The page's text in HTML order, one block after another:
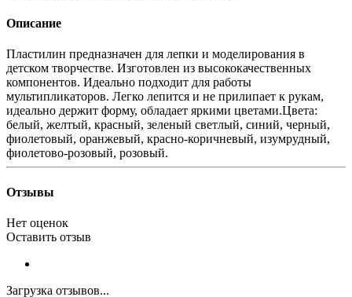
Описание
Пластилин предназначен для лепки и моделирования в
детском творчестве. Изготовлен из высококачественных
компонентов. Идеально подходит для работы
мультипликаторов. Легко лепится и не прилипает к рукам,
идеально держит форму, обладает яркими цветами.Цвета:
белый, желтый, красный, зеленый светлый, синий, черный,
фиолетовый, оранжевый, красно-коричневый, изумрудный,
фиолетово-розовый, розовый.
Отзывы
Нет оценок
Оставить отзыв
Загрузка отзывов...